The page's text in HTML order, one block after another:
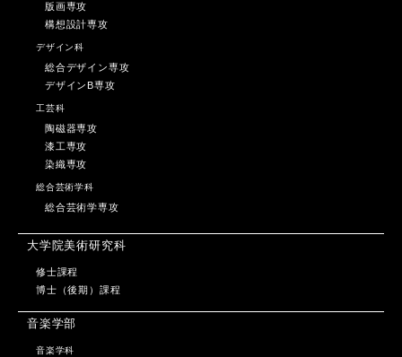
版画専攻
構想設計専攻
デザイン科
総合デザイン専攻
デザインB専攻
工芸科
陶磁器専攻
漆工専攻
染織専攻
総合芸術学科
総合芸術学専攻
大学院美術研究科
修士課程
博士（後期）課程
音楽学部
音楽学科